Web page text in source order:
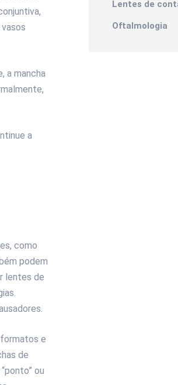
a mancha
a
como
podem
lentes de
e
de
ou
Lentes de
Oftalmologia